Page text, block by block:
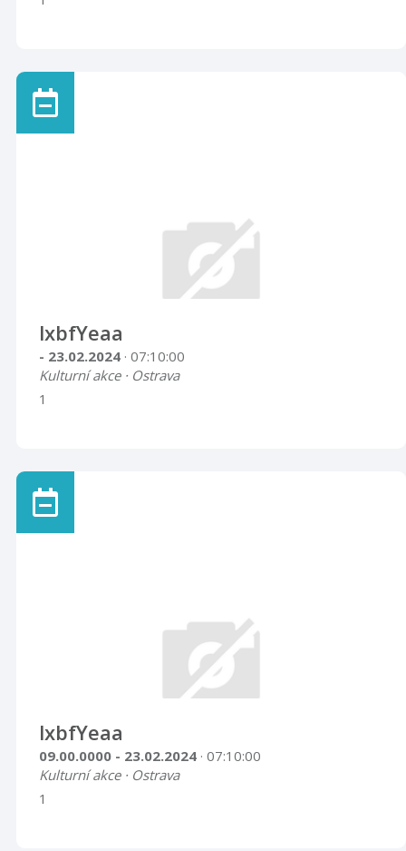
lxbfYeaa
- 23.02.2024 · 07:10:00
Kulturní akce · Ostrava
1
lxbfYeaa
09.00.0000 - 23.02.2024 · 07:10:00
Kulturní akce · Ostrava
1